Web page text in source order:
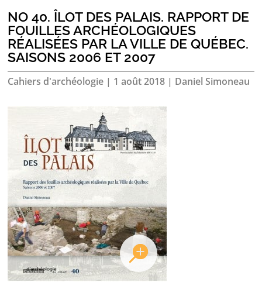
NO 40. ÎLOT DES PALAIS. RAPPORT DE
FOUILLES ARCHÉOLOGIQUES
RÉALISÉES PAR LA VILLE DE QUÉBEC.
SAISONS 2006 ET 2007
Cahiers d'archéologie | 1 août 2018 | Daniel Simoneau